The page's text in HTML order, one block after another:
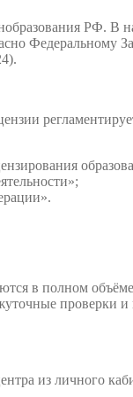
РФ. В
Федеральному
в полном
проверки
из личного